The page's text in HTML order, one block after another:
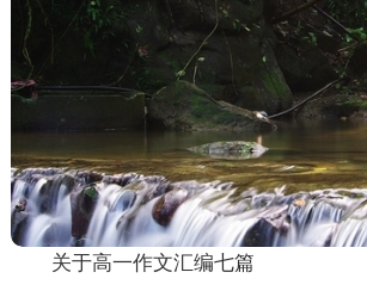
关于高一作文汇编七篇